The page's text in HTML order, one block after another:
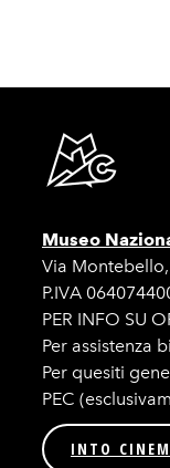
Museo
Via
P.IVA
PER INFO SU
Per assistenza
Per quesiti
PEC
INTO